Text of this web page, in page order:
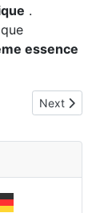
.
essence
Next article:
Next